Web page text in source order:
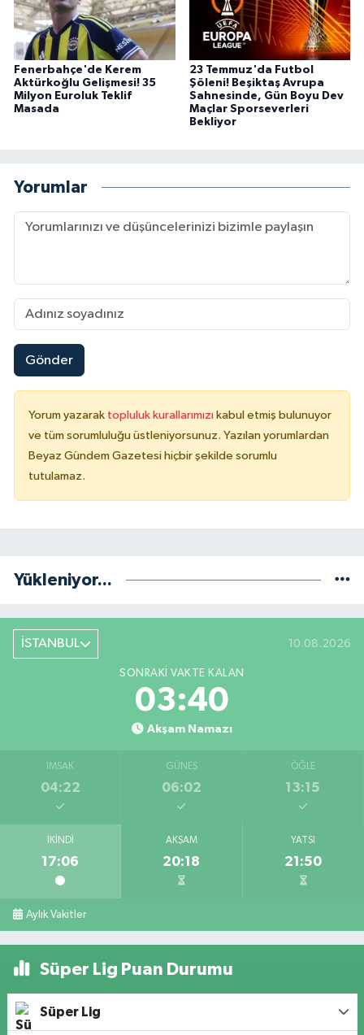
Fenerbahçe'de Kerem
Aktürkoğlu Gelişmesi! 35
Milyon Euroluk Teklif
Masada
23 Temmuz'da Futbol
Şöleni! Beşiktaş Avrupa
Sahnesinde, Gün Boyu Dev
Maçlar Sporseverleri
Bekliyor
Yorumlar
Gönder
Yorum yazarak topluluk kurallarımızı kabul etmiş bulunuyor
ve tüm sorumluluğu üstleniyorsunuz. Yazılan yorumlardan
Beyaz Gündem Gazetesi hiçbir şekilde sorumlu
tutulamaz.
Yükleniyor...
İSTANBUL 10.08.2026
SONRAKI VAKTE KALAN
03:40
Akşam Namazı
İMSAK
04:22
GÜNEŞ
06:02
ÖĞLE
13:15
İKINDI
17:06
AKŞAM
20:18
YATSI
21:50
Aylık Vakitler
Süper Lig Puan Durumu
Süper Lig